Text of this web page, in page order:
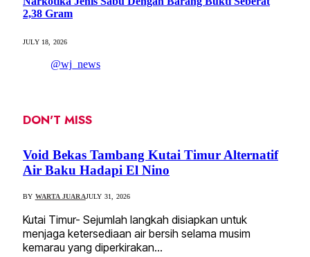
2,38 Gram
JULY 18, 2026
@wj_news
DON'T MISS
Void Bekas Tambang Kutai Timur Alternatif
Air Baku Hadapi El Nino
BY WARTA JUARAJULY 31, 2026
Kutai Timur- Sejumlah langkah disiapkan untuk
menjaga ketersediaan air bersih selama musim
kemarau yang diperkirakan…